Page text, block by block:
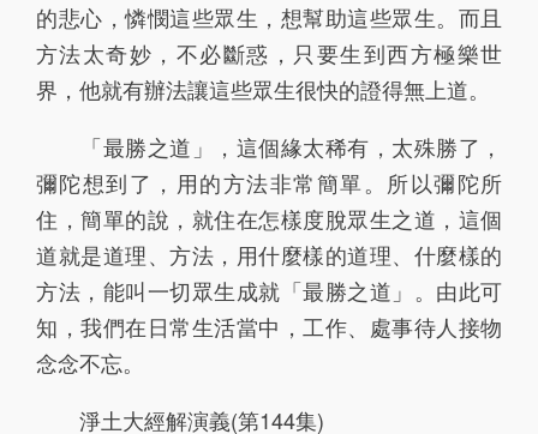
151 152 153 154 155
156 157 158 159 160
166 167 168 169 170
171 172 173 174 175
176 177 178 179
181 182 183 184 185
186
的悲心，憐憫這些眾生，想幫助這些眾生。而且
方法太奇妙，不必斷惑，只要生到西方極樂世
界，他就有辦法讓這些眾生很快的證得無上道。
「最勝之道」，這個緣太稀有，太殊勝了，
彌陀想到了，用的方法非常簡單。所以彌陀所
住，簡單的說，就住在怎樣度脫眾生之道，這個
道就是道理、方法，用什麼樣的道理、什麼樣的
方法，能叫一切眾生成就「最勝之道」。由此可
知，我們在日常生活當中，工作、處事待人接物
念念不忘。
淨土大經解演義(第144集)